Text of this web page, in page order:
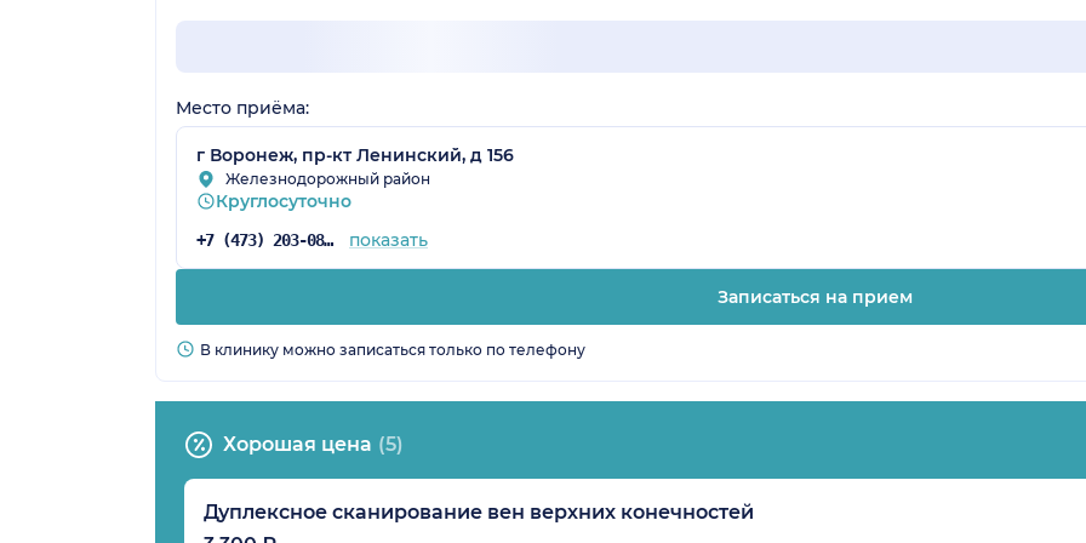
Место приёма:
г Воронеж, пр-кт Ленинский, д 156
Железнодорожный район
Круглосуточно
+7 (473) 203-08-36 показать
Записаться на прием
В клинику можно записаться только по телефону
Хорошая цена (5)
Дуплексное сканирование вен верхних конечностей